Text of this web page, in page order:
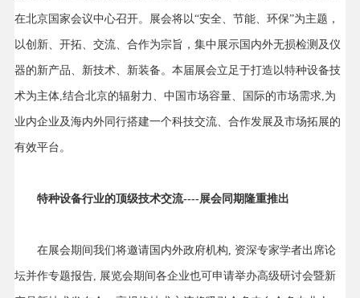
在北京国家会议中心召开。展会将以“安全、节能、环保”为主题，
以创新、开拓、交流、合作为宗旨，集中展示国内外无损检测及仪
器的新产品、新技术、新装备。本届展会立足于打造以特种设备技
术为主体,结合北京的辐射力、中国市场容量、国际的市场需求,为
业内企业及海内外同行搭建一个科技交流、合作发展及市场拓展的
有效平台。
特种设备行业的顶级技术交流----展会同期隆重推出
在展会期间我们将邀请国内外政府机构, 资深专家学者出席论
坛并作专题报告, 展览会期间各企业也可申请举办高级研讨会暨新